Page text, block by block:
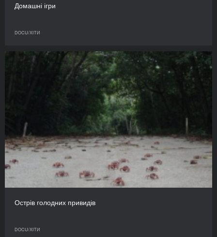
Домашні ігри
DOCU/ХІТИ
Острів голодних привидів
DOCU/ХІТИ